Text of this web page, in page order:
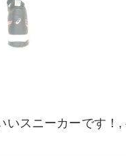
いスニーカーです！